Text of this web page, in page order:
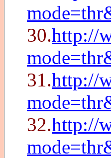
30.http://
31.http://
32.http://